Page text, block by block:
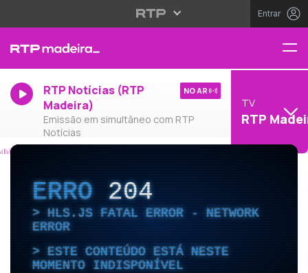
Entrar
RTP Notícias (RTP
Madeira)
Emissão em simultâneo com RTP
Notícias
NO AR
TV
RTP
ERRO204
HLS.JS FATAL ERROR - NETWORK
ERROR
ESTE CONTEÚDO ESTÁ NESTE
MOMENTO INDISPONÍVEL